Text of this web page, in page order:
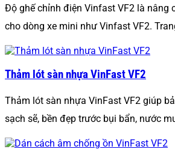
Độ ghế chỉnh điện Vinfast VF2 là nâng
cho dòng xe mini như Vinfast VF2.
Thảm lót sàn nhựa VinFast VF2
Thảm lót sàn nhựa VinFast VF2 giúp
sạch sẽ, bền đẹp trước bụi bẩn, nước